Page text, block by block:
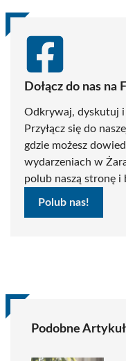
Dołącz do nas na
Odkrywaj, dyskutuj i
Przyłącz się do
gdzie możesz
wydarzeniach w
polub naszą stronę i
Polub nas!
Podobne